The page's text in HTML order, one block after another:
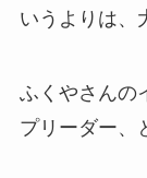
いうよりは、
ふくやさんの
プリーダー、